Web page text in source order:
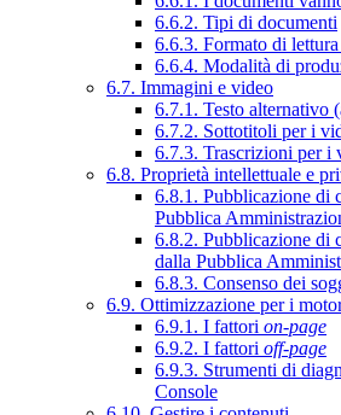
6.6.2. Tipi di documenti
6.6.3. Formato di
6.6.4. Modalità di
6.7. Immagini e video
6.7.1. Testo alternativo
6.7.2. Sottotitoli per i
6.7.3. Trascrizioni per i
6.8. Proprietà intellettuale e
6.8.1. Pubblicazione di
Pubblica
6.8.2. Pubblicazione di
dalla Pubblica
6.8.3. Consenso dei
6.9. Ottimizzazione per i
6.9.1. I fattori on-page
6.9.2. I fattori off-page
6.9.3. Strumenti di
Console